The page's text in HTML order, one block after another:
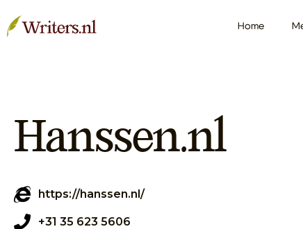
Home
Hanssen.nl
https://hanssen.nl/
+31 35 623 5606